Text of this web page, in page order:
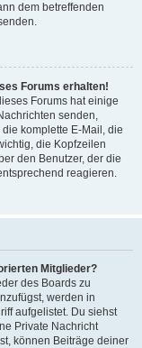
dem betreffenden
Forums erhalten!
Forums hat einige
senden,
komplette E-Mail, die
die Kopfzeilen
den Benutzer, der die
reagieren.
Mitglieder?
des Boards zu
werden in
aufgelistet. Du siehst
Private Nachricht
können Beiträge deiner